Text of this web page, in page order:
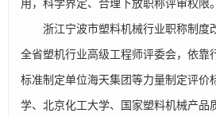
用，科学界定、合理下放职称评审权限。
浙江宁波市塑料机械行业职称制度
全省塑机行业高级工程师评委会，依靠
标准制定单位海天集团等力量制定评价
学、北京化工大学、国家塑料机械产品